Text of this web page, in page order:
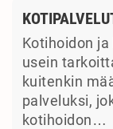
Kotihoidon
usein
kuitenkin
palveluksi,
kotihoidon…